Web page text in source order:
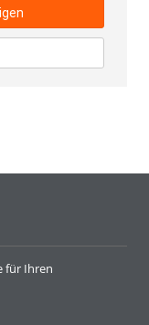
für Ihren